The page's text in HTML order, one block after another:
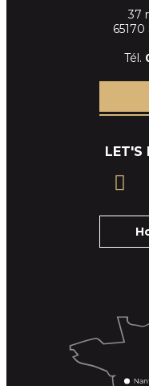
37
Tél.
LET'S